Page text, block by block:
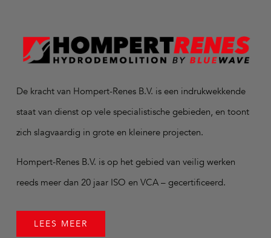
De kracht van Hompert-Renes B.V. is een indrukwekkende
staat van dienst op vele specialistische gebieden, en toont
zich slagvaardig in grote en kleinere projecten.
Hompert-Renes B.V. is op het gebied van veilig werken
reeds meer dan 20 jaar ISO en VCA – gecertificeerd.
LEES MEER